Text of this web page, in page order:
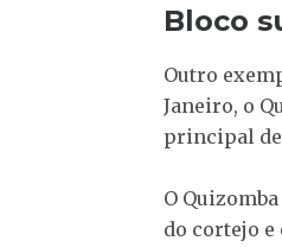
Bloco
Outro
Janeiro, o
principal
O
do cortejo e